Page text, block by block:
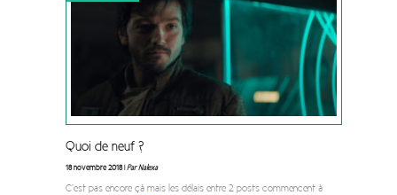
Quoi de neuf ?
18 novembre 2018 |Par Nalexa
C’est pas encore çà mais les délais entre 2 posts commencent à